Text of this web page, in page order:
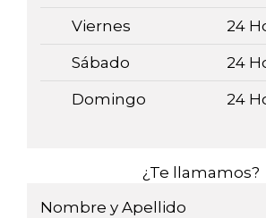
Viernes 24
Sábado 24
Domingo 24
¿Te llamamos?
Nombre y Apellido